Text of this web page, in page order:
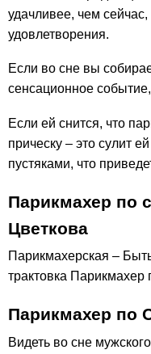
удачливее, чем
удовлетворения.
Если во сне вы
сенсационное
Если ей снится, что
прическу – это сулит
пустяками, что
Парикмахер по
Цветкова
Парикмахерская –
трактовка Парикмахер
Парикмахер по
Видеть во сне